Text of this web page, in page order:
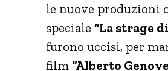
le nuove produzioni
speciale “La strage
furono uccisi, per
film “Alberto